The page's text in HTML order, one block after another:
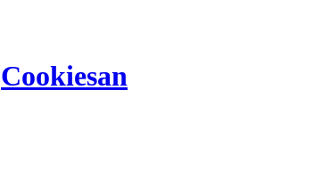
Cookiesan